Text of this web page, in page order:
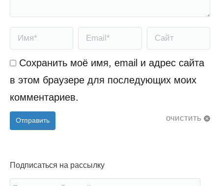
Имя * Email * Сайт
Сохранить моё имя, email и адрес сайта
в этом браузере для последующих моих
комментариев.
очистить
Отправить
Подписаться на рассылку